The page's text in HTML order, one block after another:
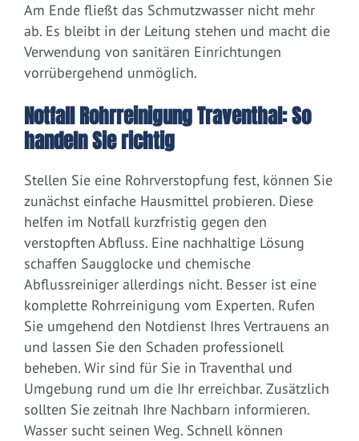
Am Ende fließt das Schmutzwasser nicht mehr
ab. Es bleibt in der Leitung stehen und macht die
Verwendung von sanitären Einrichtungen
vorrübergehend unmöglich.
Notfall Rohrreinigung Traventhal: So
handeln Sie richtig
Stellen Sie eine Rohrverstopfung fest, können Sie
zunächst einfache Hausmittel probieren. Diese
helfen im Notfall kurzfristig gegen den
verstopften Abfluss. Eine nachhaltige Lösung
schaffen Saugglocke und chemische
Abflussreiniger allerdings nicht. Besser ist eine
komplette Rohrreinigung vom Experten. Rufen
Sie umgehend den Notdienst Ihres Vertrauens an
und lassen Sie den Schaden professionell
beheben. Wir sind für Sie in Traventhal und
Umgebung rund um die Ihr erreichbar. Zusätzlich
sollten Sie zeitnah Ihre Nachbarn informieren.
Wasser sucht seinen Weg. Schnell können